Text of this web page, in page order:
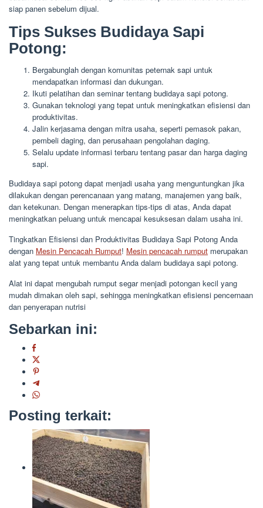
siap panen sebelum dijual.
Tips Sukses Budidaya Sapi
Potong:
Bergabunglah dengan komunitas peternak sapi untuk
mendapatkan informasi dan dukungan.
Ikuti pelatihan dan seminar tentang budidaya sapi potong.
Gunakan teknologi yang tepat untuk meningkatkan efisiensi dan
produktivitas.
Jalin kerjasama dengan mitra usaha, seperti pemasok pakan,
pembeli daging, dan perusahaan pengolahan daging.
Selalu update informasi terbaru tentang pasar dan harga daging
sapi.
Budidaya sapi potong dapat menjadi usaha yang menguntungkan jika
dilakukan dengan perencanaan yang matang, manajemen yang baik,
dan ketekunan. Dengan menerapkan tips-tips di atas, Anda dapat
meningkatkan peluang untuk mencapai kesuksesan dalam usaha ini.
Tingkatkan Efisiensi dan Produktivitas Budidaya Sapi Potong Anda
dengan Mesin Pencacah Rumput! Mesin pencacah rumput merupakan
alat yang tepat untuk membantu Anda dalam budidaya sapi potong.
Alat ini dapat mengubah rumput segar menjadi potongan kecil yang
mudah dimakan oleh sapi, sehingga meningkatkan efisiensi pencernaan
dan penyerapan nutrisi
Sebarkan ini:
Posting terkait: